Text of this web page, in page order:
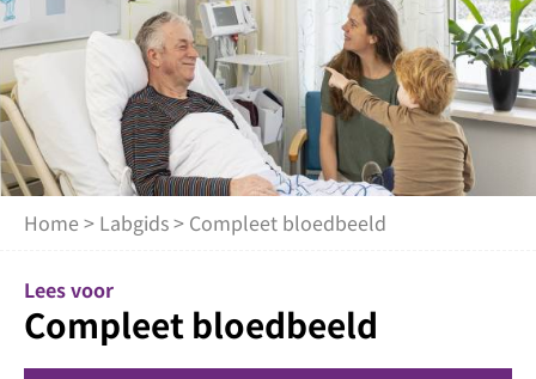
Home > Labgids> Compleet bloedbeeld
Lees voor
Compleet bloedbeeld